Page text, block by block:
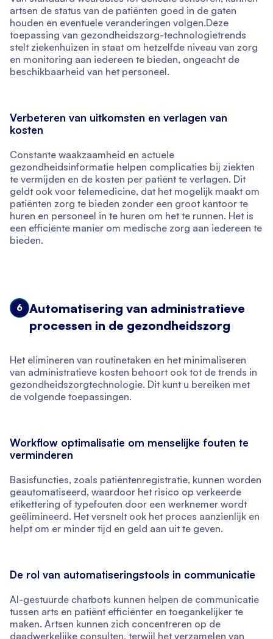
artsen de status van de patiënten goed in de gaten
houden en eventuele veranderingen volgen.Deze
toepassing van gezondheidszorg-technologietrends
stelt ziekenhuizen in staat om hetzelfde niveau van zorg
en monitoring aan iedereen te bieden, ongeacht de
beschikbaarheid van het personeel.
Verbeteren van uitkomsten en verlagen van
kosten
Constante waakzaamheid en actuele
gezondheidsinformatie helpen complicaties bij ziekten
te vermijden en de kosten per patiënt te verlagen. Dit
geldt ook voor telemedicine, dat het mogelijk maakt om
patiënten zorg te bieden zonder een groot kantoor te
huren en personeel in te huren om het te runnen. Het is
een efficiënte manier om medische zorg aan iedereen te
bieden.
6 Automatisering van administratieve
processen in de gezondheidszorg
Het elimineren van routinetaken en het minimaliseren
van administratieve kosten behoort ook tot de trends in
gezondheidszorgtechnologie. Dit kunt u bereiken met
de volgende toepassingen.
Workflow optimalisatie om menselijke fouten te
verminderen
Basisfuncties, zoals patiëntenregistratie, kunnen worden
geautomatiseerd, waardoor het risico op verkeerde
etikettering of typefouten door een werknemer wordt
geëlimineerd. Het versnelt ook het proces aanzienlijk en
helpt om er minder tijd en geld aan uit te geven.
De rol van automatiseringstools in communicatie
AI-gestuurde chatbots kunnen helpen de communicatie
tussen arts en patiënt efficiënter en toegankelijker te
maken. Artsen kunnen zich concentreren op de
daadwerkelijke consulten, terwijl het verzamelen van